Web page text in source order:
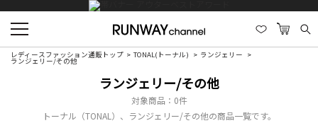
レディースファッション通販トップ TONAL(トーナル) ランジェリー
ランジェリー/その他
ランジェリー/その他
対象商品： 0件
トーナル（TONAL）、ランジェリー/その他の商品一覧です。